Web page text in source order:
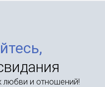
любви и отношений!